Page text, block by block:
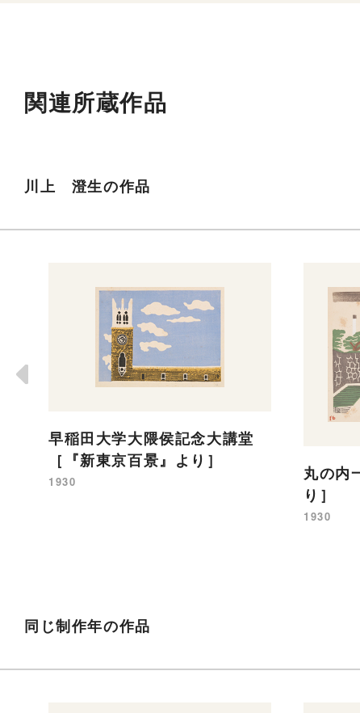
関連所蔵作品
川上 澄生の作品
早稲田大学大隈侯記念大講堂
［『新東京百景』より］
1930
丸の内
り］
1930
同じ制作年の作品